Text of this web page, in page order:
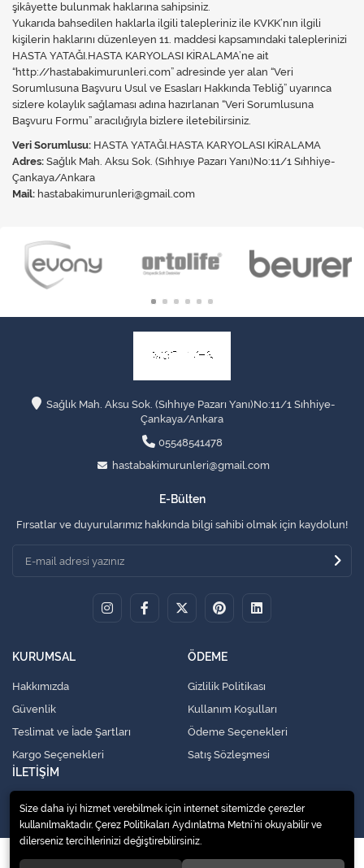
şikâyette bulunmak haklarına sahipsiniz.
Yukarıda bahsedilen haklarla ilgili talepleriniz ile KVKK’nın ilgili
kişilerin haklarını düzenleyen 11. maddesi kapsamındaki taleplerinizi
HASTA YATAĞI.HASTA KARYOLASI KİRALAMA’ne ait
“http://hastabakimurunleri.com” adresinde yer alan “Veri
Sorumlusuna Başvuru Usul ve Esasları Hakkında Tebliğ” uyarınca
sizlere kolaylık sağlaması adına hazırlanan “Veri Sorumlusuna
Başvuru Formu” aracılığıyla bizlere iletebilirsiniz.
Veri Sorumlusu: HASTA YATAĞI.HASTA KARYOLASI KİRALAMA
Adres: Sağlık Mah. Aksu Sok. (Sıhhıye Pazarı Yanı)No:11/1 Sıhhiye-
Çankaya/Ankara
Mail: hastabakimurunleri@gmail.com
Sağlık Mah. Aksu Sok. (Sıhhıye Pazarı Yanı)No:11/1 Sıhhiye-
Çankaya/Ankara
05548541478
hastabakimurunleri@gmail.com
E-Bülten
Fırsatlar ve duyurularımız hakkında bilgi sahibi olmak için kaydolun!
KURUMSAL
Hakkımızda
Güvenlik
Teslimat ve İade Şartları
Kargo Seçenekleri
ÖDEME
Gizlilik Politikası
Kullanım Koşulları
Ödeme Seçenekleri
Satış Sözleşmesi
İLETİŞİM
İletişim
© 2020HASTA YATAĞI.HASTA KARYOLASI KİRALAMA. Tüm hakları saklıdır.
Size daha iyi hizmet verebilmek için internet sitemizde çerezler
kullanılmaktadır. Çerez Politikaları Aydınlatma Metni’ni okuyabilir ve
dilerseniz tercihlerinizi değiştirebilirsiniz.